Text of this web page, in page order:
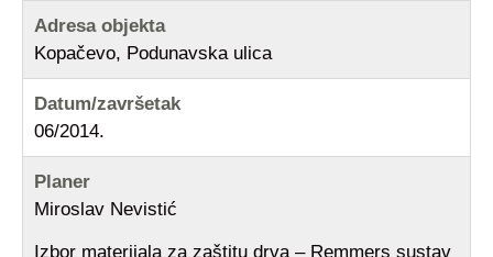
Adresa objekta
Kopačevo, Podunavska ulica
Datum/završetak
06/2014.
Planer
Miroslav Nevistić
Izbor materijala za zaštitu drva – Remmers sustav